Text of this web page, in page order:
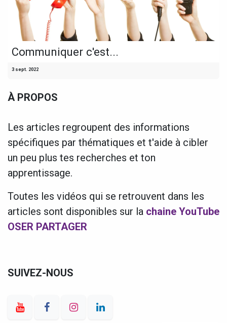
Communiquer c'est...
3 sept. 2022
À PROPOS
Les articles regroupent des informations
spécifiques par thématiques et t'aide à cibler
un peu plus tes recherches et ton
apprentissage.
Toutes les vidéos qui se retrouvent dans les
articles sont disponibles sur la chaine YouTube
OSER PARTAGER
SUIVEZ-NOUS